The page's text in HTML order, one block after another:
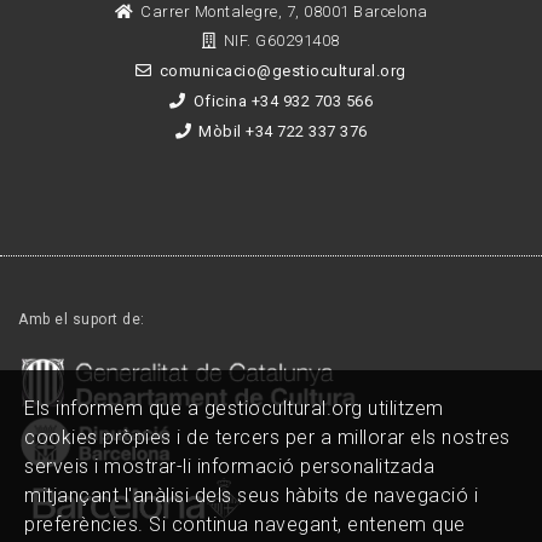
Carrer Montalegre, 7, 08001 Barcelona
NIF. G60291408
comunicacio@gestiocultural.org
Oficina +34 932 703 566
Mòbil +34 722 337 376
Amb el suport de:
Els informem que a gestiocultural.org utilitzem
cookies pròpies i de tercers per a millorar els nostres
serveis i mostrar-li informació personalitzada
mitjançant l'anàlisi dels seus hàbits de navegació i
preferències. Si continua navegant, entenem que